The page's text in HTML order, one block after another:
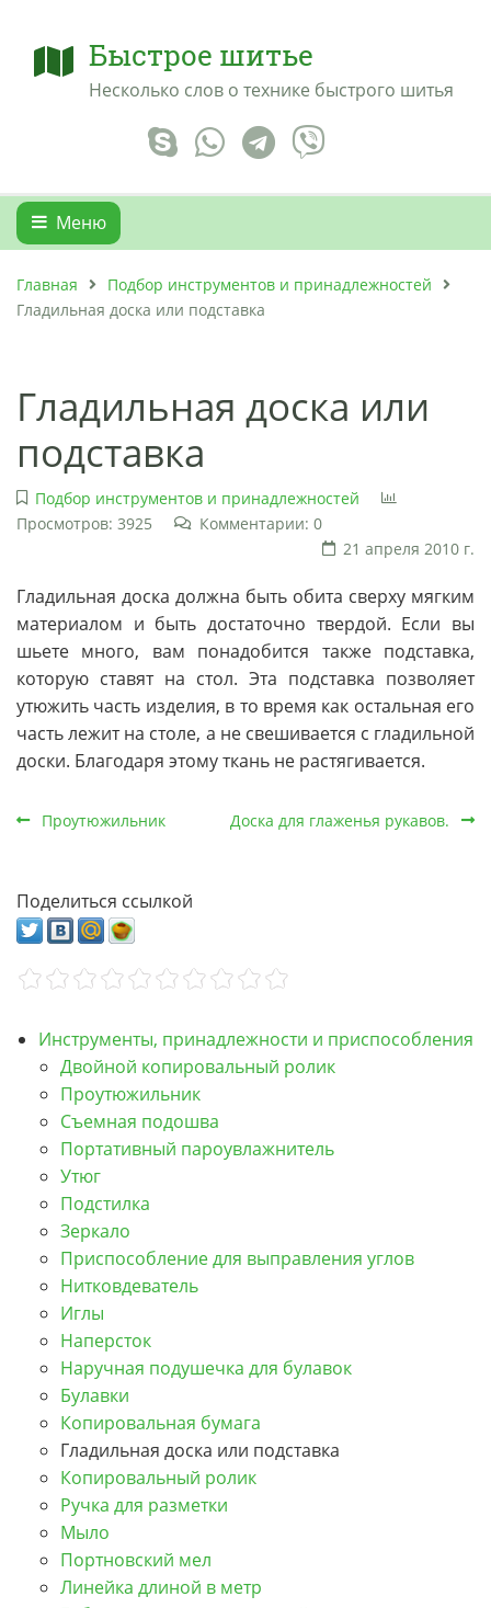
Быстрое шитье
Несколько слов о технике быстрого шитья
Меню
Главная
Подбор инструментов и принадлежностей
Гладильная доска или подставка
Гладильная доска или
подставка
Подбор инструментов и принадлежностей
Просмотров: 3925
Комментарии: 0
21 апреля 2010 г.
Гладильная доска должна быть обита сверху мягким
материалом и быть достаточно твердой. Если вы
шьете много, вам понадобится также подставка,
которую ставят на стол. Эта подставка позволяет
утюжить часть изделия, в то время как остальная его
часть лежит на столе, а не свешивается с гладильной
доски. Благодаря этому ткань не растягивается.
Проутюжильник Доска для глаженья рукавов.
Поделиться ссылкой
Инструменты, принадлежности и приспособления
Двойной копировальный ролик
Проутюжильник
Съемная подошва
Портативный пароувлажнитель
Утюг
Подстилка
Зеркало
Приспособление для выправления углов
Нитковдеватель
Иглы
Наперсток
Наручная подушечка для булавок
Булавки
Копировальная бумага
Гладильная доска или подставка
Копировальный ролик
Ручка для разметки
Мыло
Портновский мел
Линейка длиной в метр